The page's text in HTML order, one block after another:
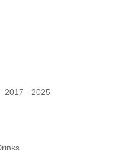
- 2025